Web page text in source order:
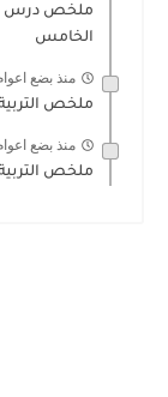
ملخص درس
الخامس
منذ بضع
ملخص
منذ بضع
ملخص